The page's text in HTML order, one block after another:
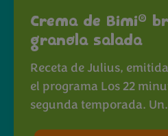
Crema de Bimi®
granola salada
Receta de Julius,
el programa Los 22
segunda temporada.